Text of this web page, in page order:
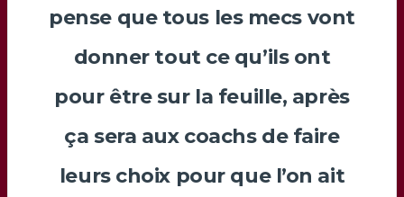
pense que tous les mecs vont
donner tout ce qu’ils ont
pour être sur la feuille, après
ça sera aux coachs de faire
leurs choix pour que l’on ait